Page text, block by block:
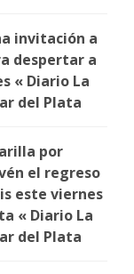
invitación a
despertar a
« Diario La
del Plata
por
el regreso
este viernes
« Diario La
del Plata